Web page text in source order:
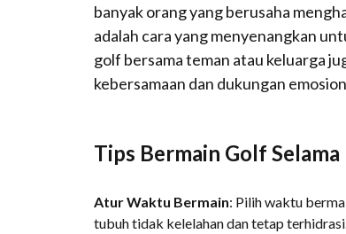
banyak orang yang berusaha
adalah cara yang menyenangkan
golf bersama teman atau keluarga
kebersamaan dan dukungan
Tips Bermain Golf Selama
Atur Waktu Bermain: Pilih waktu
tubuh tidak kelelahan dan tetap terhidrasi.